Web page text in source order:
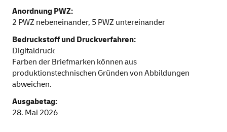
Anordnung PWZ:
2 PWZ nebeneinander, 5 PWZ untereinander
Bedruckstoff und Druckverfahren:
Digitaldruck
Farben der Briefmarken können aus
produktionstechnischen Gründen von Abbildungen
abweichen.
Ausgabetag:
28. Mai 2026